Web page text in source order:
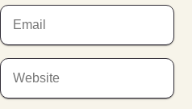
*
Z
s
a
z
f
o
E
l
W